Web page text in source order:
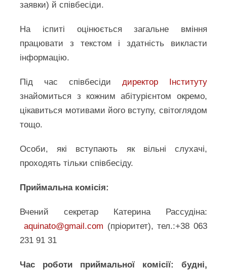
заявки) й співбесіди.
На іспиті оцінюється загальне вміння
працювати з текстом і здатність викласти
інформацію.
Під час співбесіди директор Інституту
знайомиться з кожним абітурієнтом окремо,
цікавиться мотивами його вступу, світоглядом
тощо.
Особи, які вступають як вільні слухачі,
проходять тільки співбесіду.
Приймальна комісія:
Вчений секретар Катерина Рассудіна:
aquinato@gmail.com (пріоритет), тел.:+38 063
231 91 31
Час роботи приймальної комісії: будні,